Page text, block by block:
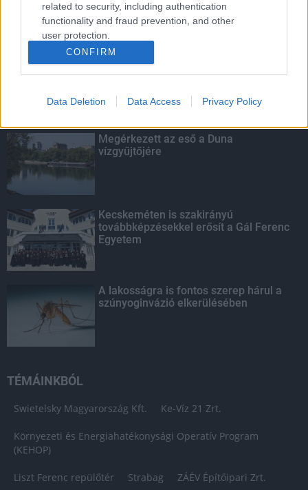
related to security, including authentication
functionality and fraud prevention, and other
user protection.
CONFIRM
Data Deletion Data Access Privacy Policy
Több mint 40 helyszínen dolgozik
fennakadás nélkül a Híd-csoport
Megérkezett az eső a Duna
vízgyűjtőjére
Kecskeméten is szakirányú
továbbképzésekkel erősít a Gál Ferenc
Egyetem
A lakosságra is fontos szerep hárul a
szúnyoginvázió elkerülésében
TÉMÁINKBÓL
Swietelsky Magyarország Kft. Ke-Víz 21 Zrt.
Környezeti és Energiahatékonysági Operatív Program
(KEHOP)
Liszt Ferenc repülőtér Strabag ZÁÉV Építőipari Zrt.